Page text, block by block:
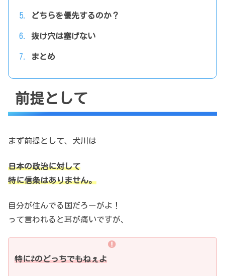
どちらを優先するのか？
抜け穴は塞げない
まとめ
前提として
まず前提として、犬川は
日本の政治に対して
特に信条はありません。
自分が住んでる国だろーがよ！
って言われると耳が痛いですが、
特に⇄のどっちでもねぇよ